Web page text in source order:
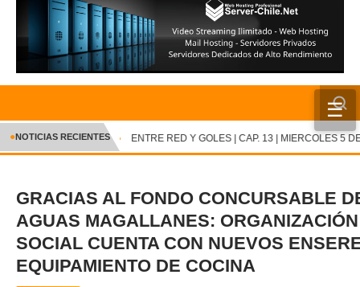
☰
INICIO
CRÓNICA
DEPORTES
ENTRETENIMIENTO Y CULTURA
POLICIAL
✕
●NOTICIAS RECIENTES ENTRE RED Y GOLES | CAP. 13 | MIERCOLES 5 DE
GRACIAS AL FONDO CONCURSABLE
AGUAS MAGALLANES: ORGANIZACIÓN
SOCIAL CUENTA CON NUEVOS
EQUIPAMIENTO DE COCINA